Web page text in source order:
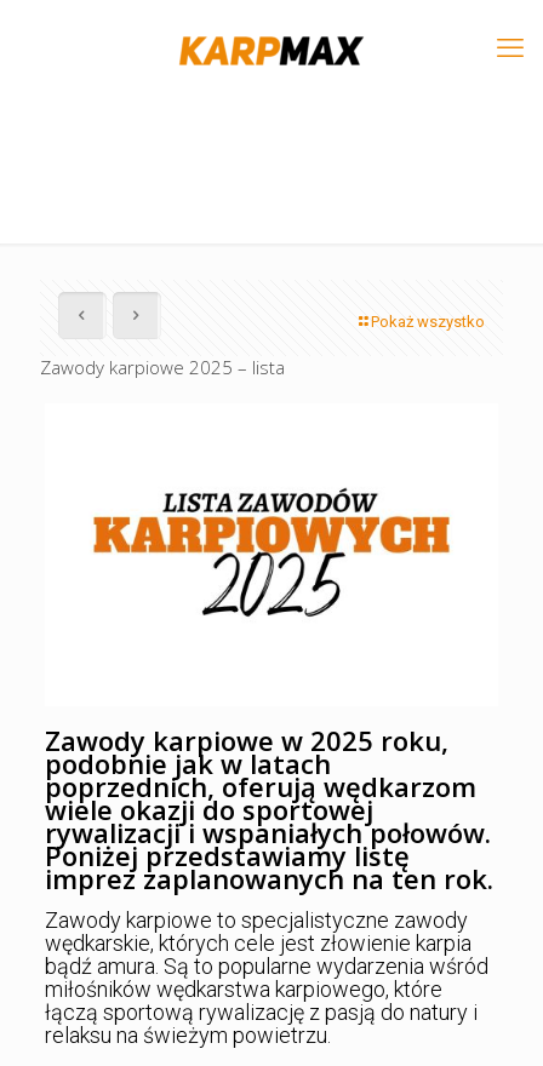
Pokaż wszystko
Zawody karpiowe 2025 – lista
Zawody karpiowe w 2025 roku,
podobnie jak w latach
poprzednich, oferują wędkarzom
wiele okazji do sportowej
rywalizacji i wspaniałych połowów.
Poniżej przedstawiamy listę
imprez zaplanowanych na ten rok.
Zawody karpiowe to specjalistyczne zawody
wędkarskie, których cele jest złowienie karpia
bądź amura. Są to popularne wydarzenia wśród
miłośników wędkarstwa karpiowego, które
łączą sportową rywalizację z pasją do natury i
relaksu na świeżym powietrzu.